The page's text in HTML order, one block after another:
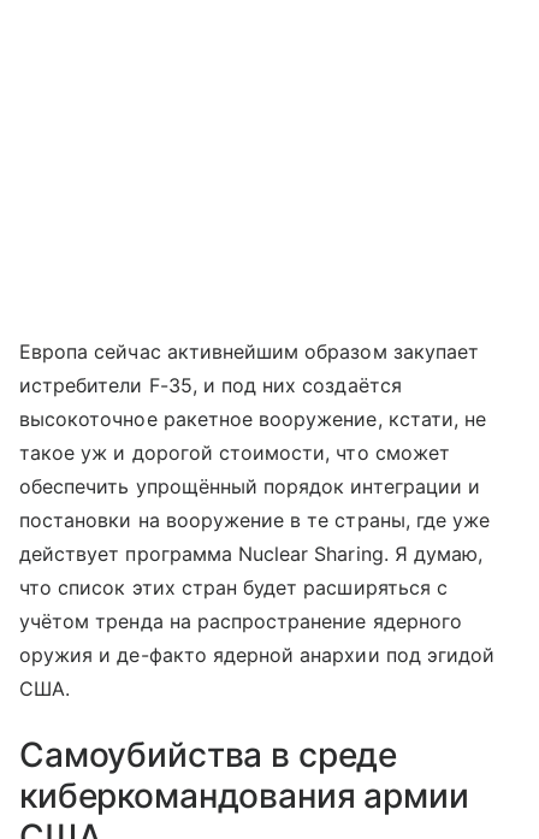
Европа сейчас активнейшим образом закупает
истребители F-35, и под них создаётся
высокоточное ракетное вооружение, кстати, не
такое уж и дорогой стоимости, что сможет
обеспечить упрощённый порядок интеграции и
постановки на вооружение в те страны, где уже
действует программа Nuclear Sharing. Я думаю,
что список этих стран будет расширяться с
учётом тренда на распространение ядерного
оружия и де-факто ядерной анархии под эгидой
США.
Самоубийства в среде
киберкомандования армии